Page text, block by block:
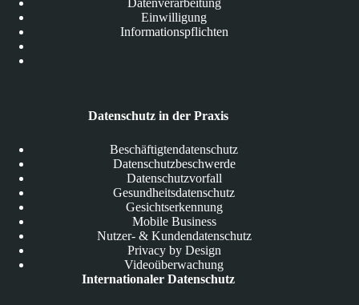
Datenverarbeitung
Einwilligung
Informationspflichten
Datenschutz in der Praxis
Beschäftigtendatenschutz
Datenschutzbeschwerde
Datenschutzvorfall
Gesundheitsdatenschutz
Gesichtserkennung
Mobile Business
Nutzer- & Kundendatenschutz
Privacy by Design
Videoüberwachung
Internationaler Datenschutz